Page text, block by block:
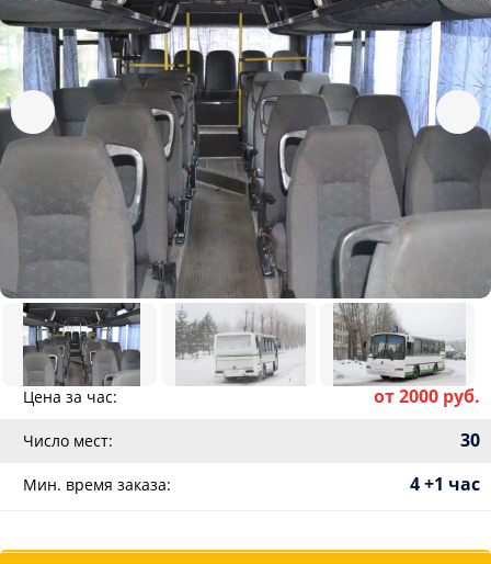
Цена за час: от 2000 руб.
Число мест: 30
Мин. время заказа: 4 +1 час